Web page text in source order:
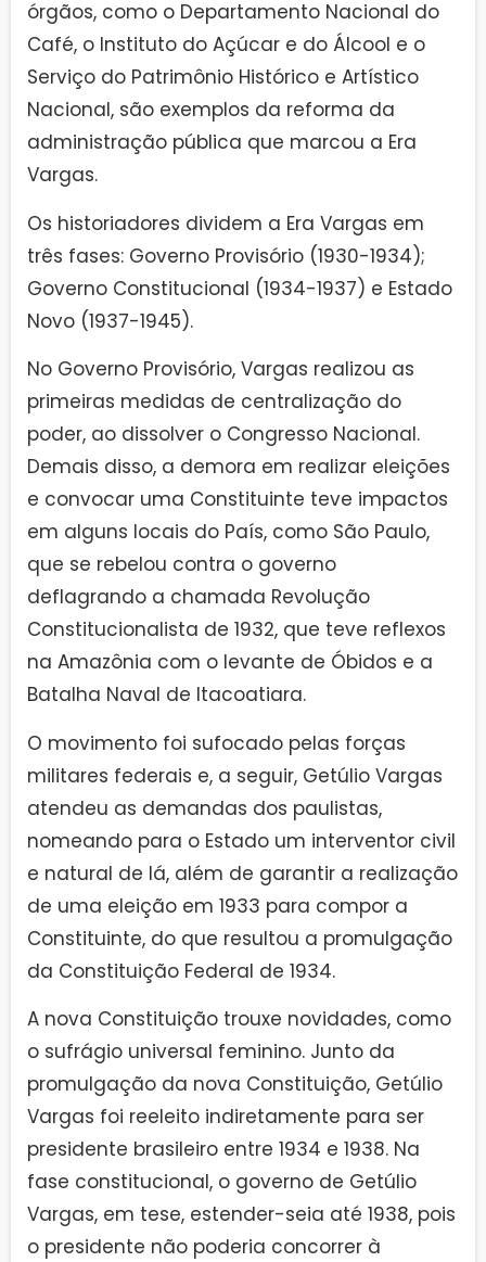
órgãos, como o Departamento Nacional do
Café, o Instituto do Açúcar e do Álcool e o
Serviço do Patrimônio Histórico e Artístico
Nacional, são exemplos da reforma da
administração pública que marcou a Era
Vargas.
Os historiadores dividem a Era Vargas em
três fases: Governo Provisório (1930-1934);
Governo Constitucional (1934-1937) e Estado
Novo (1937-1945).
No Governo Provisório, Vargas realizou as
primeiras medidas de centralização do
poder, ao dissolver o Congresso Nacional.
Demais disso, a demora em realizar eleições
e convocar uma Constituinte teve impactos
em alguns locais do País, como São Paulo,
que se rebelou contra o governo
deflagrando a chamada Revolução
Constitucionalista de 1932, que teve reflexos
na Amazônia com o levante de Óbidos e a
Batalha Naval de Itacoatiara.
O movimento foi sufocado pelas forças
militares federais e, a seguir, Getúlio Vargas
atendeu as demandas dos paulistas,
nomeando para o Estado um interventor civil
e natural de lá, além de garantir a realização
de uma eleição em 1933 para compor a
Constituinte, do que resultou a promulgação
da Constituição Federal de 1934.
A nova Constituição trouxe novidades, como
o sufrágio universal feminino. Junto da
promulgação da nova Constituição, Getúlio
Vargas foi reeleito indiretamente para ser
presidente brasileiro entre 1934 e 1938. Na
fase constitucional, o governo de Getúlio
Vargas, em tese, estender-seia até 1938, pois
o presidente não poderia concorrer à